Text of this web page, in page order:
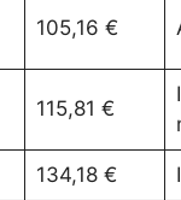
105,16 €
115,81 €
134,18 €